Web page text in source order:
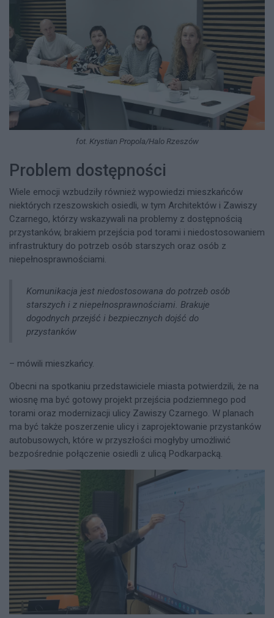
fot. Krystian Propola/Halo Rzeszów
Problem dostępności
Wiele emocji wzbudziły również wypowiedzi mieszkańców
niektórych rzeszowskich osiedli, w tym Architektów i Zawiszy
Czarnego, którzy wskazywali na problemy z dostępnością
przystanków, brakiem przejścia pod torami i niedostosowaniem
infrastruktury do potrzeb osób starszych oraz osób z
niepełnosprawnościami.
Komunikacja jest niedostosowana do potrzeb osób
starszych i z niepełnosprawnościami. Brakuje
dogodnych przejść i bezpiecznych dojść do
przystanków
– mówili mieszkańcy.
Obecni na spotkaniu przedstawiciele miasta potwierdzili, że na
wiosnę ma być gotowy projekt przejścia podziemnego pod
torami oraz modernizacji ulicy Zawiszy Czarnego. W planach
ma być także poszerzenie ulicy i zaprojektowanie przystanków
autobusowych, które w przyszłości mogłyby umożliwić
bezpośrednie połączenie osiedli z ulicą Podkarpacką.